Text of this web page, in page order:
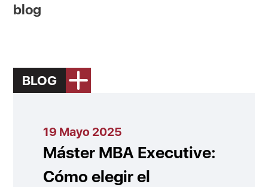
blog
BLOG
19 Mayo 2025
Máster MBA Executive:
Cómo elegir el